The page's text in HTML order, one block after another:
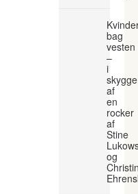
bag
vesten
–
i
af
en
rocker
af
Stine
og